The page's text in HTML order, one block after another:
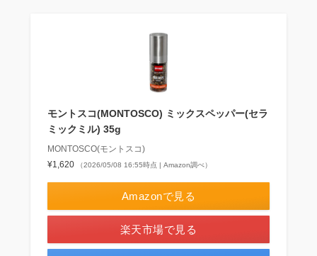
モントスコ(MONTOSCO) ミックスペッパー(セラ
ミックミル) 35g
MONTOSCO(モントスコ)
¥1,620
（2026/05/08 16:55時点 | Amazon調べ）
Amazonで見る
楽天市場で見る